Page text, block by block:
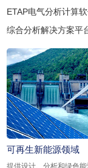
ETAP电气分析计算
综合分析解决方案平
可再生新能源领域
提供设计、分析和绿色